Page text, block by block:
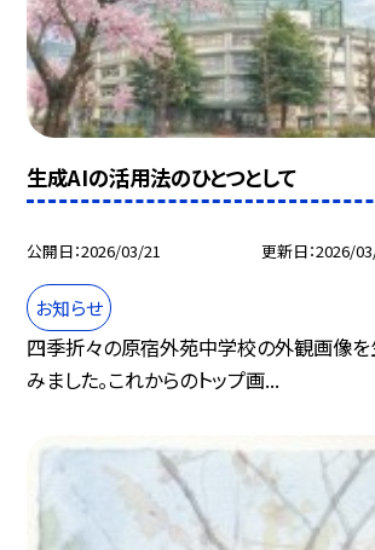
生成AIの活用法のひとつとして
公開日 2026/03/21 更新日 2026/
お知らせ
四季折々の原宿外苑中学校の外観画像を
みました。これからのトップ画...